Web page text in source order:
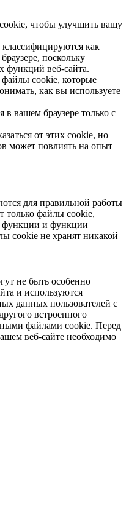
чтобы улучшить вашу
как
поскольку
функций веб-сайта.
cookie, которые
как вы используете
вашем браузере только с
от этих cookie, но
может повлиять на опыт
для правильной работы
только файлы cookie,
функции и функции
cookie не хранят никакой
не быть особенно
и используются
данных пользователей с
встроенного
файлами cookie. Перед
веб-сайте необходимо